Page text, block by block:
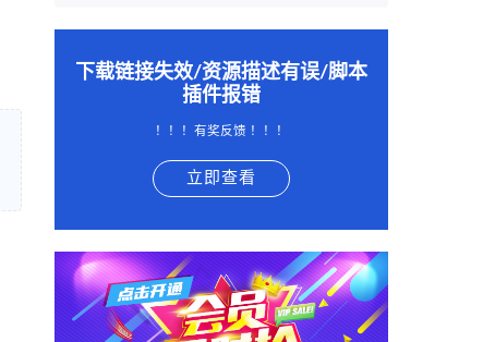
下载链接失效/资源描述有误/脚本
插件报错
！！！有奖反馈 ！！！
立即查看